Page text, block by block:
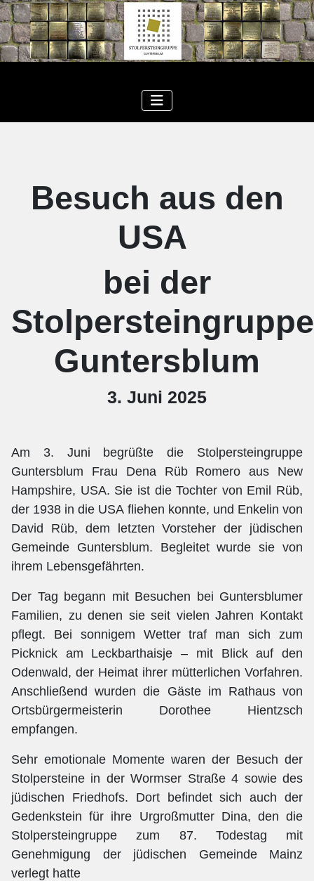
Besuch aus den
USA
bei der
Stolpersteingruppe
Guntersblum
3. Juni 2025
Am 3. Juni begrüßte die Stolpersteingruppe
Guntersblum Frau Dena Rüb Romero aus New
Hampshire, USA. Sie ist die Tochter von Emil Rüb,
der 1938 in die USA fliehen konnte, und Enkelin von
David Rüb, dem letzten Vorsteher der jüdischen
Gemeinde Guntersblum. Begleitet wurde sie von
ihrem Lebensgefährten.
Der Tag begann mit Besuchen bei Guntersblumer
Familien, zu denen sie seit vielen Jahren Kontakt
pflegt. Bei sonnigem Wetter traf man sich zum
Picknick am Leckbarthaisje – mit Blick auf den
Odenwald, der Heimat ihrer mütterlichen Vorfahren.
Anschließend wurden die Gäste im Rathaus von
Ortsbürgermeisterin Dorothee Hientzsch
empfangen.
Sehr emotionale Momente waren der Besuch der
Stolpersteine in der Wormser Straße 4 sowie des
jüdischen Friedhofs. Dort befindet sich auch der
Gedenkstein für ihre Urgroßmutter Dina, den die
Stolpersteingruppe zum 87. Todestag mit
Genehmigung der jüdischen Gemeinde Mainz
verlegt hatte